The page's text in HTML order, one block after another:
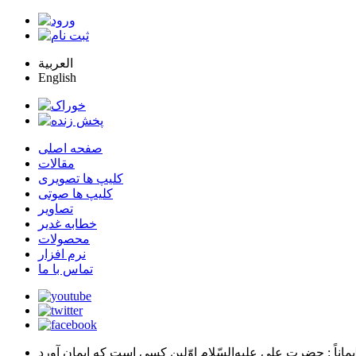
العربية
English
صفحه اصلی
مقالات
کلیپ ها تصویری
کلیپ ها صوتی
تصاویر
خطابه غدیر
محصولات
نرم افزار
تماس با ما